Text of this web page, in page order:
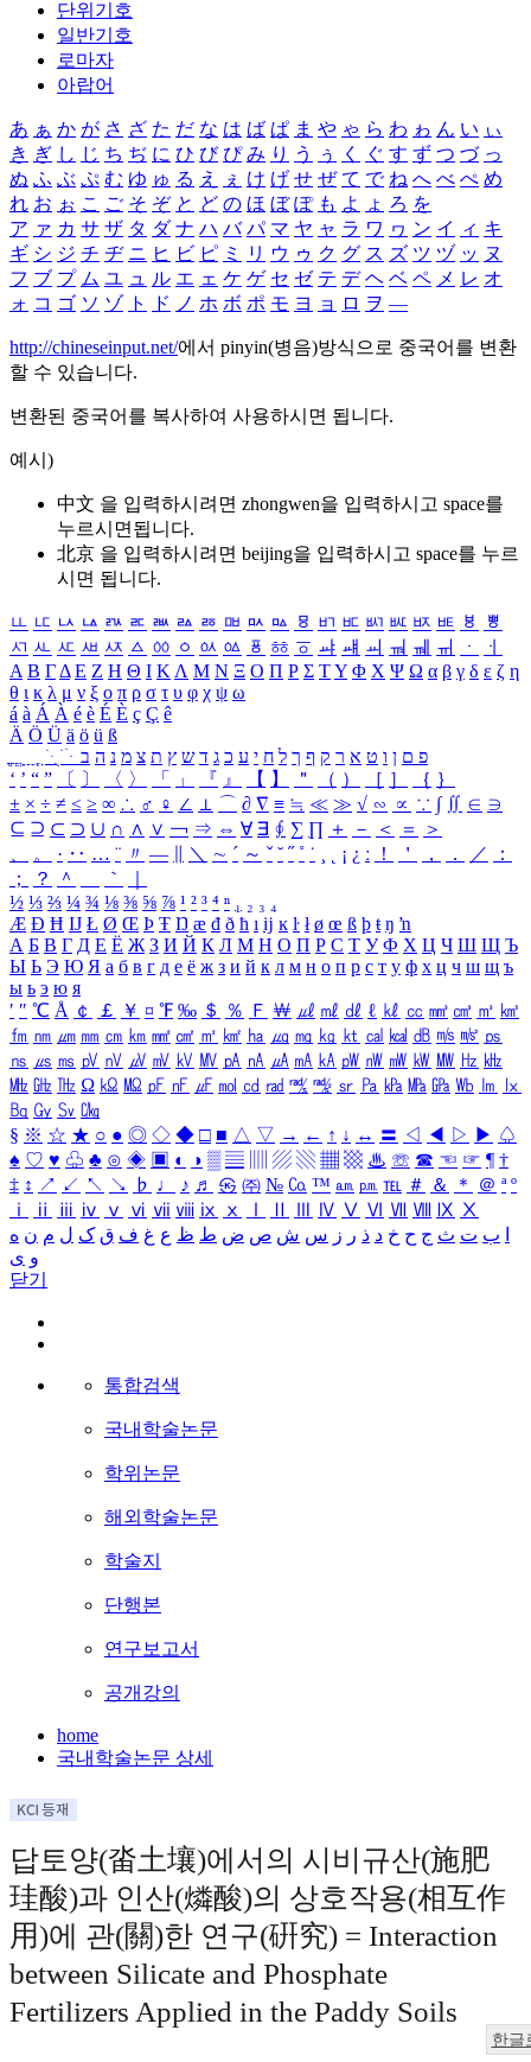
단위기호
일반기호
로마자
아랍어
あ ぁ か が さ ざ た だ な は ば ぱ ま や ゃ ら わ ゎ ん い ぃ
き ぎ し じ ち ぢ に ひ び ぴ み り う ぅ く ぐ す ず つ づ っ
ぬ ふ ぶ ぷ む ゆ ゅ る え ぇ け げ せ ぜ て で ね へ べ ぺ め
れ お ぉ こ ご そ ぞ と ど の ほ ぼ ぽ も よ ょ ろ を
ア ァ カ サ ザ タ ダ ナ ハ バ パ マ ヤ ャ ラ ワ ヮ ン イ ィ キ
ギ シ ジ チ ヂ ニ ヒ ビ ピ ミ リ ウ ゥ ク グ ス ズ ツ ヅ ッ ヌ
フ ブ プ ム ユ ュ ル エ ェ ケ ゲ セ ゼ テ デ ヘ ベ ペ メ レ オ
ォ コ ゴ ソ ゾ ト ド ノ ホ ボ ポ モ ヨ ョ ロ ヲ ―
http://chineseinput.net/에서 pinyin(병음)방식으로 중국어를 변환
할 수 있습니다.
변환된 중국어를 복사하여 사용하시면 됩니다.
예시)
中文 을 입력하시려면 zhongwen을 입력하시고 space를
누르시면됩니다.
北京 을 입력하시려면 beijing을 입력하시고 space를 누르
시면 됩니다.
ㅥ ㅦ ㅧ ㅨ ㅩ ㅪ ㅫ ㅬ ㅭ ㅮ ㅯ ㅰ ㅱ ㅲ ㅳ ㅴ ㅵ ㅶ ㅷ ㅸ
ㅹ
ㅺ ㅻ ㅼ ㅽ ㅾ ㅿ ㆀ ㆁ ㆂ ㆃ ㆄ ㆅ ㆆ ㆇ ㆈ ㆉ ㆊ ㆋ ㆌ ㆍ
ㆎ
Α Β ΓΔ Ε Ζ Η Θ Ι ΚΛ Μ Ν Ξ Ο Π Ρ Σ ΤΥ Φ Χ Ψ Ω α β γ δ ε ζ η
θ ι κ λ μ ν ξ ο π ρ σ τ υ φ χ ψ ω
á à Á À é è É È ç Ç ê
Ä Ö Ü ä ö ü ß
ִֶֹ ֻּ ׁׂ פ ם ן ו ט א ר ק ף ך ל ח י ע כ ג ד ש ץ ת צ מ נ ה ב
‘ ’ “ ” 〔 〕 〈 〉 「 」 『 』 【 】 ＂ （ ） ［ ］ ｛ ｝
± × ÷ ≠ ≤ ≥ ∞ ∴ ♂ ♀ ∠ ⊥ ⌒ ∂ ∇ ≡ ≒ ≪ ≫ √ ∽ ∝ ∵ ∫ ∬ ∈ ∋
⊆ ⊇ ⊂ ⊃ ∪ ∩ ∧ ∨ ￢ ⇒ ⇔ ∀ ∃ ∮ ∑ ∏ ＋ － ＜ ＝
＞
、
。 · ‥ … ¨ 〃 ― ＼ ∼ ´ ～ ˇ ˘ ˝ ˚ ˙ ¸ ¡ ¿ ː ！ ＇ ， ． ／
：
；
？ ＾ ｀
½ ⅓ ⅔ ¼ ¾ ⅛ ⅜ ⅝ ⅞ ¹ ² ³ ⁴ ⁿ ₁ ₂ ₃ ₄
Æ Ð Ħ Ĳ Ł Ø Œ Þ Ŧ Ŋ æ đ ð ħ ı ĳ ĸ ŀ ł ø œ ß þ ŧ ŋ ŉ
А Б В Г Д Е Ё Ж З И Й К Л М Н О П Р С Т У Ф Х Ц Ч Ш Щ Ъ
Ы Ь Э Ю Я а б в г д е ё ж з и й к л м н о п р с т у ф х ц ч ш щ ъ
ы ь э ю я
′ ″ ℃ Å ￠ ￡ ￥ ¤ ℉ ‰ ＄ ％ Ｆ ￦ ㎕ ㎖ ㎗ ℓ ㎘ ㏄ ㎣ ㎤ ㎥ ㎦
㎙ ㎚ ㎛ ㎜ ㎝ ㎞ ㎟ ㎠ ㎡ ㎢ ㏊ ㎍ ㎎ ㎏ ㏏ ㎈ ㎉ ㏈ ㎧ ㎨ ㎰
㎱ ㎲ ㎳ ㎴ ㎵ ㎶ ㎷ ㎸ ㎹ ㎀ ㎁ ㎂ ㎃ ㎄ ㎺ ㎻ ㎽ ㎾ ㎿ ㎐ ㎑
㎒ ㎓ ㎔ Ω ㏀ ㏁ ㎊ ㎋ ㎌ ㏖ ㏅ ㎭ ㎮ ㎯ ㏛ ㎩ ㎪ ㎫ ㎬ ㏝ ㏐
㏓
㏃ ㏉ ㏜ ㏆
§ ※ ☆ ★ ○ ● ◎ ◇ ◆ □ ■ △ ▽ → ← ↑ ↓ ↔ 〓 ◁ ◀ ▷ ▶ ♤
♠ ♡ ♥ ♧ ♣ ⊙ ◈ ▣ ◐ ◑ ▒ ▤ ▨ ▧ ▦ ▩ ♨ ☏ ☎ ☜ ☞ ¶ †
‡ ↕ ↗ ↙ ↖ ↘ ♭ ♩ ♪ ♬ ㉿ ㈜ № ㏇ ™ ㏂ ㏘ ℡ ＃ ＆ ＊ ＠ ª º
ⅰ
ⅱ ⅲ ⅳ ⅴ ⅵ ⅶ ⅷ ⅸ ⅹ Ⅳ Ⅴ Ⅵ Ⅶ Ⅷ Ⅸ Ⅹ
ب ت ث ج ح خ د ذ ر ز س ش ص ض ط ظ ع غ ف ق ک ل م ن ه
و ی
닫기
통합검색
국내학술논문
학위논문
해외학술논문
학술지
단행본
연구보고서
공개강의
home
국내학술논문 상세
답토양(畓土壤)에서의 시비규산(施肥
珪酸)과 인산(燐酸)의 상호작용(相互作
用)에 관(關)한 연구(硏究) = Interaction
between Silicate and Phosphate
Fertilizers Applied in the Paddy Soils
한글